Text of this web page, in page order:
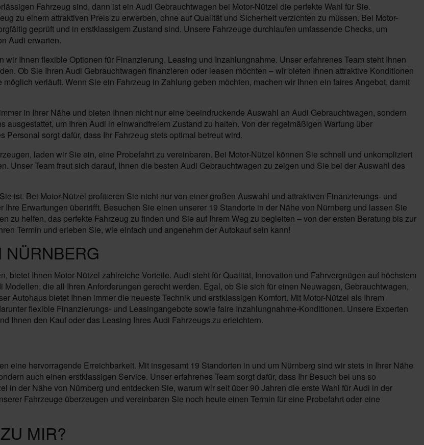
Fahrzeug sind, dann ist ein Audi Gebrauchtwagen bei Motor-Nützel die perfekte Wahl für Sie.
zu einem attraktiven Preis zu erwerben, ohne auf Qualität und Sicherheit verzichten zu müssen. Bei Motor-
geprüft und in erstklassigem Zustand sind. Unsere Fahrzeuge durchlaufen umfassende Checks, um
Audi erwarten.
Ihnen flexible Optionen für Finanzierung, Leasing und Inzahlungnahme. Unser erfahrenes Team steht Ihnen
Ob Sie Ihren Audi Gebrauchtwagen finanzieren oder leasen möchten – wir bieten Ihnen attraktive Konditionen
verläuft. Wenn Sie ein Fahrzeug in Zahlung geben möchten, machen wir Ihnen ein faires Angebot, damit
in Ihrer Nähe und bieten Ihnen nicht nur eine beeindruckende Auswahl an Audi Gebrauchtwagen, sondern
um Ihren Audi in einwandfreiem Zustand zu halten. Von der regelmäßigen Wartung über
sorgt dafür, dass Ihr Fahrzeug stets optimal betreut wird.
laden wir Sie ein, eine Probefahrt zu vereinbaren. Bei Motor-Nützel können Sie schnell und unkompliziert
Unser Team freut sich darauf, Ihnen die besten Audi Gebrauchtwagen zu zeigen und Sie bei der Auswahl des
ist. Bei Motor-Nützel profitieren Sie nicht nur von einer großen Auswahl und attraktiven Finanzierungs- und
Erwartungen übertrifft. Besuchen Sie einen unserer 19 Standorte in der Nähe von Nürnberg und lassen Sie
zu helfen, das perfekte Fahrzeug zu finden und Sie auf Ihrem Weg zu begleiten – von der ersten Beratung bis zur
Termin und erleben Sie, wie einfach und angenehm der Autokauf sein kann!
Ihnen Motor-Nützel zahlreiche Vorteile. Audi steht für Qualität, Innovation und Fahrvergnügen auf höchstem
die all Ihren Anforderungen gerecht werden. Egal, ob Sie sich für einen Neuwagen, Gebrauchtwagen,
Autohaus bietet Ihnen immer die neueste Technik und erstklassigen Komfort. Mit Motor-Nützel als Ihrem
flexible Finanzierungs- und Leasingangebote sowie faire Inzahlungnahme-Konditionen. Unsere Experten
Ihnen den Kauf oder das Leasing Ihres Audi Fahrzeugs zu erleichtern.
eine hervorragende Erreichbarkeit. Mit insgesamt 19 Standorten in und um Nürnberg sind wir stets in Ihrer Nähe
auch einen erstklassigen Service. Unser erfahrenes Team sorgt dafür, dass Ihr Besuch bei uns so
in der Nähe von Nürnberg und entdecken Sie, warum wir seit über 90 Jahren die erste Wahl für Audi in der
Fahrzeuge überzeugen und vereinbaren Sie noch heute einen Termin für eine Probefahrt oder eine
MIR?